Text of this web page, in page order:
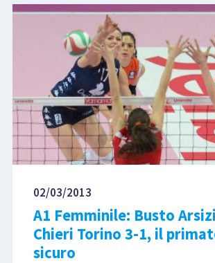
02/03/2013
A1 Femminile: Busto
Chieri Torino 3-1, il
sicuro